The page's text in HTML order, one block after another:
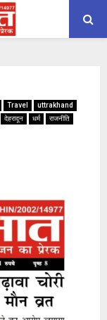
Travel
uttrakhand
देहरादून धर्म
राजनीति